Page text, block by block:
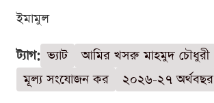
ইমামুল
ট্যাগ: ভ্যাট আমির খসরু মাহমুদ চৌধুরী
মূল্য সংযোজন কর
২০২৬-২৭ অর্থবছর